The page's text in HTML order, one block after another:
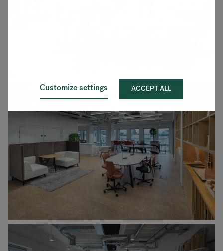
Customize settings ACCEPT ALL